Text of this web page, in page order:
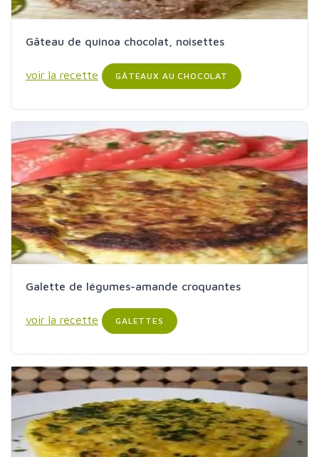
Gâteau de quinoa chocolat, noisettes
voir la recette GÂTEAUX AU CHOCOLAT
Galette de légumes-amande croquantes
voir la recette GALETTES